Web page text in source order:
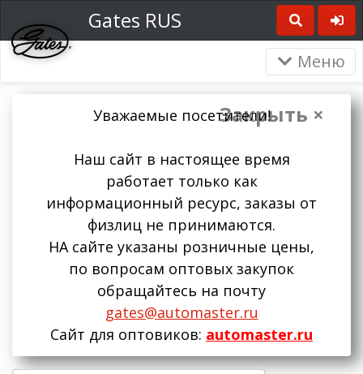
Gates RUS
Меню
Закрыть ×
Уважаемые посетители!
Наш сайт в настоящее время
работает только как
информационный ресурс, заказы от
физлиц не принимаются.
НА сайте указаны розничные цены,
по вопросам оптовых закупок
обращайтесь на почту
gates@automaster.ru
Сайт для оптовиков: automaster.ru